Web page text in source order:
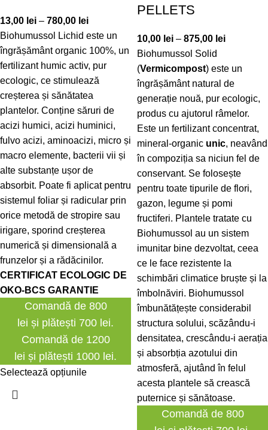
13,00 lei – 780,00 lei
Biohumussol Lichid este un
îngrășământ organic 100%, un
fertilizant humic activ, pur
ecologic, ce stimulează
creșterea și sănătatea
plantelor. Conține săruri de
acizi humici, acizi huminici,
fulvo acizi, aminoacizi, micro și
macro elemente, bacterii vii și
alte substanțe ușor de
absorbit. Poate fi aplicat pentru
sistemul foliar și radicular prin
orice metodă de stropire sau
irigare, sporind creșterea
numerică și dimensională a
frunzelor și a rădăcinilor.
CERTIFICAT ECOLOGIC DE
OKO-BCS GARANTIE
Comandă de 800
lei și plătești 700 lei.
Comandă de 1200
lei și plătești 1000 lei.
Selectează opțiunile
PELLETS
10,00 lei – 875,00 lei
Biohumussol Solid
(Vermicompost) este un
îngrășământ natural de
generație nouă, pur ecologic,
produs cu ajutorul râmelor.
Este un fertilizant concentrat,
mineral-organic unic, neavând
în compoziția sa niciun fel de
conservant. Se folosește
pentru toate tipurile de flori,
gazon, legume și pomi
fructiferi. Plantele tratate cu
Biohumussol au un sistem
imunitar bine dezvoltat, ceea
ce le face rezistente la
schimbări climatice bruște și la
îmbolnăviri. Biohumussol
îmbunătățește considerabil
structura solului, scăzându-i
densitatea, crescându-i aerația
și absorbția azotului din
atmosferă, ajutând în felul
acesta plantele să crească
puternice și sănătoase.
Comandă de 800